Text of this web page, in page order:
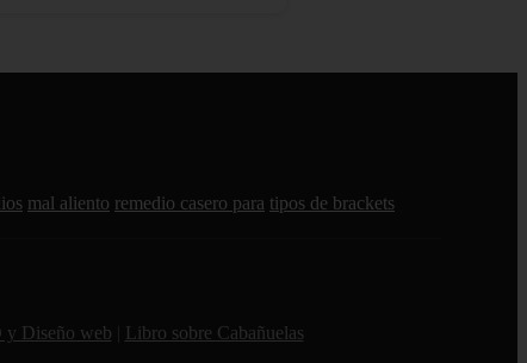
mal aliento remedio casero para tipos de brackets
y Diseño web Libro sobre Cabañuelas